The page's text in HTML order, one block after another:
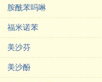
胺酰苯吗啉
福米诺苯
美沙芬
美沙酚